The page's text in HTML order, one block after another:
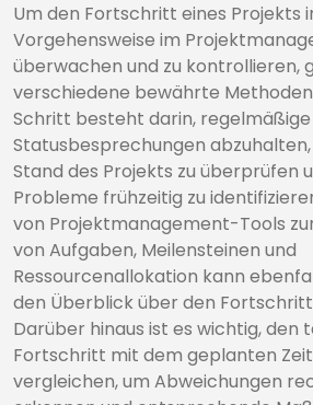
Um den Fortschritt eines Projekts
Vorgehensweise im
überwachen und zu kontrollieren,
verschiedene bewährte
Schritt besteht darin, regelmäßige
Statusbesprechungen
Stand des Projekts zu überprüfen
Probleme frühzeitig zu
von Projektmanagement-Tools
von Aufgaben, Meilensteinen und
Ressourcenallokation kann
den Überblick über den
Darüber hinaus ist es wichtig, den
Fortschritt mit dem geplanten
vergleichen, um Abweichungen